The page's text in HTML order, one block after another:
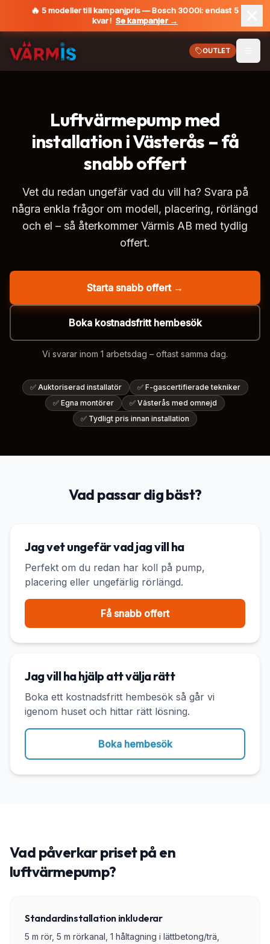
🔥 5 modeller till kampanjpris — Bosch 3000i: endast 5
kvar! Se kampanjer →
Se kampanjer →
OUTLET
Luftvärmepump med
installation i Västerås – få
snabb offert
Vet du redan ungefär vad du vill ha? Svara på
några enkla frågor om modell, placering, rörlängd
och el – så återkommer Värmis AB med tydlig
offert.
Starta snabb offert →
Boka kostnadsfritt hembesök
Vi svarar inom 1 arbetsdag – oftast samma dag.
✅ Auktoriserad installatör ✅ F-gascertifierade tekniker
✅ Egna montörer ✅ Västerås med omnejd
✅ Tydligt pris innan installation
Vad passar dig bäst?
Jag vet ungefär vad jag vill ha
Perfekt om du redan har koll på pump,
placering eller ungefärlig rörlängd.
Få snabb offert
Jag vill ha hjälp att välja rätt
Boka ett kostnadsfritt hembesök så går vi
igenom huset och hittar rätt lösning.
Boka hembesök
Vad påverkar priset på en
luftvärmepump?
Standardinstallation inkluderar
5 m rör, 5 m rörkanal, 1 håltagning i lättbetong/trä,